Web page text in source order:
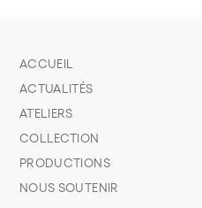
ACCUEIL
ACTUALITÉS
ATELIERS
COLLECTION
PRODUCTIONS
NOUS SOUTENIR